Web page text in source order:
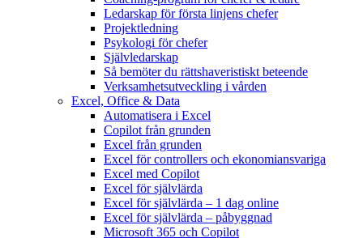
Ledarskap för första linjens chefer
Projektledning
Psykologi för chefer
Självledarskap
Så bemöter du rättshaveristiskt beteende
Verksamhetsutveckling i vården
Excel, Office & Data
Automatisera i Excel
Copilot från grunden
Excel från grunden
Excel för controllers och ekonomiansvariga
Excel med Copilot
Excel för självlärda
Excel för självlärda – 1 dag online
Excel för självlärda – påbyggnad
Microsoft 365 och Copilot